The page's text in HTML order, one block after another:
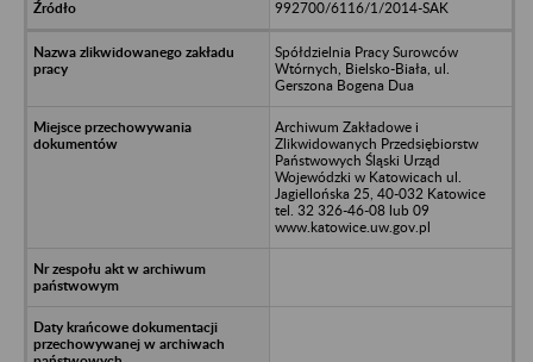
992700/6116/1/2014-SAK
Spółdzielnia Pracy Surowców
Wtórnych, Bielsko-Biała, ul.
Gerszona Bogena Dua
Archiwum Zakładowe i
Zlikwidowanych Przedsiębiorstw
Państwowych Śląski Urząd
Wojewódzki w Katowicach ul.
Jagiellońska 25, 40-032 Katowice
tel. 32 326-46-08 lub 09
www.katowice.uw.gov.pl